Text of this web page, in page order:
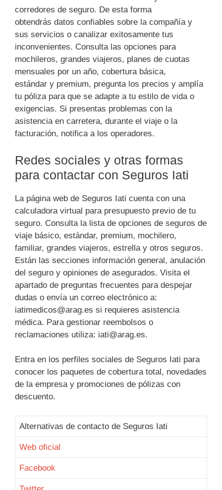
corredores de seguro. De esta forma
obtendrás datos confiables sobre la compañía y
sus servicios o canalizar exitosamente tus
inconvenientes. Consulta las opciones para
mochileros, grandes viajeros, planes de cuotas
mensuales por un año, cobertura básica,
estándar y premium, pregunta los precios y amplía
tu póliza para que se adapte a tu estilo de vida o
exigencias. Si presentas problemas con la
asistencia en carretera, durante el viaje o la
facturación, notifica a los operadores.
Redes sociales y otras formas
para contactar con Seguros Iati
La página web de Seguros Iati cuenta con una
calculadora virtual para presupuesto previo de tu
seguro. Consulta la lista de opciones de seguros de
viaje básico, estándar, premium, mochilero,
familiar, grandes viajeros, estrella y otros seguros.
Están las secciones información general, anulación
del seguro y opiniones de asegurados. Visita el
apartado de preguntas frecuentes para despejar
dudas o envía un correo electrónico a:
iatimedicos@arag.es si requieres asistencia
médica. Para gestionar reembolsos o
reclamaciones utiliza: iati@arag.es.
Entra en los perfiles sociales de Seguros Iati para
conocer los paquetes de cobertura total, novedades
de la empresa y promociones de pólizas con
descuento.
Alternativas de contacto de Seguros Iati
Web oficial
Facebook